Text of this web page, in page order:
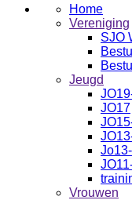
Home
Vereniging
SJO
Jeugd
JO17
Vrouwen